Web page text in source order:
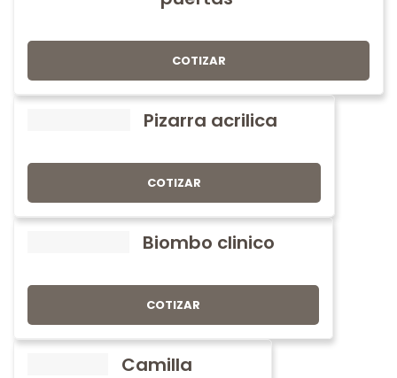
COTIZAR
Pizarra acrilica
COTIZAR
Biombo clinico
COTIZAR
Camilla